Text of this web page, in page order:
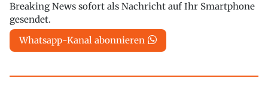
Breaking News sofort als Nachricht auf Ihr Smartphone
gesendet.
Whatsapp-Kanal abonnieren